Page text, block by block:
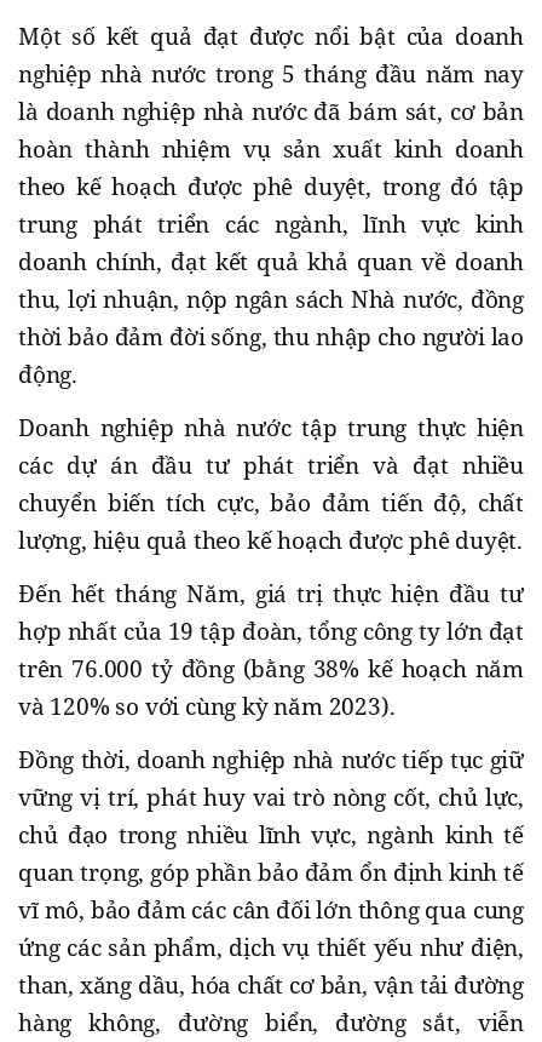
Một số kết quả đạt được nổi bật của doanh
nghiệp nhà nước trong 5 tháng đầu năm nay
là doanh nghiệp nhà nước đã bám sát, cơ bản
hoàn thành nhiệm vụ sản xuất kinh doanh
theo kế hoạch được phê duyệt, trong đó tập
trung phát triển các ngành, lĩnh vực kinh
doanh chính, đạt kết quả khả quan về doanh
thu, lợi nhuận, nộp ngân sách Nhà nước, đồng
thời bảo đảm đời sống, thu nhập cho người lao
động.
Doanh nghiệp nhà nước tập trung thực hiện
các dự án đầu tư phát triển và đạt nhiều
chuyển biến tích cực, bảo đảm tiến độ, chất
lượng, hiệu quả theo kế hoạch được phê duyệt.
Đến hết tháng Năm, giá trị thực hiện đầu tư
hợp nhất của 19 tập đoàn, tổng công ty lớn đạt
trên 76.000 tỷ đồng (bằng 38% kế hoạch năm
và 120% so với cùng kỳ năm 2023).
Đồng thời, doanh nghiệp nhà nước tiếp tục giữ
vững vị trí, phát huy vai trò nòng cốt, chủ lực,
chủ đạo trong nhiều lĩnh vực, ngành kinh tế
quan trọng, góp phần bảo đảm ổn định kinh tế
vĩ mô, bảo đảm các cân đối lớn thông qua cung
ứng các sản phẩm, dịch vụ thiết yếu như điện,
than, xăng dầu, hóa chất cơ bản, vận tải đường
hàng không, đường biển, đường sắt, viễn